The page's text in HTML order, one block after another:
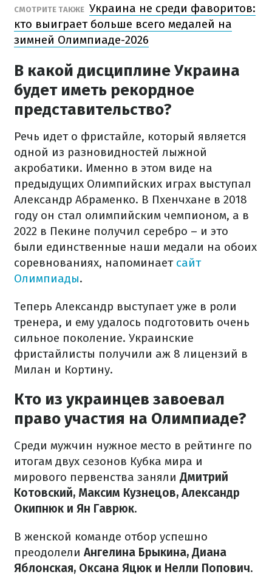
СМОТРИТЕ ТАКЖЕ Украина не среди фаворитов:
кто выиграет больше всего медалей на
зимней Олимпиаде-2026
В какой дисциплине Украина
будет иметь рекордное
представительство?
Речь идет о фристайле, который является
одной из разновидностей лыжной
акробатики. Именно в этом виде на
предыдущих Олимпийских играх выступал
Александр Абраменко. В Пхенчхане в 2018
году он стал олимпийским чемпионом, а в
2022 в Пекине получил серебро – и это
были единственные наши медали на обоих
соревнованиях, напоминает сайт
Олимпиады.
Теперь Александр выступает уже в роли
тренера, и ему удалось подготовить очень
сильное поколение. Украинские
фристайлисты получили аж 8 лицензий в
Милан и Кортину.
Кто из украинцев завоевал
право участия на Олимпиаде?
Среди мужчин нужное место в рейтинге по
итогам двух сезонов Кубка мира и
мирового первенства заняли Дмитрий
Котовский, Максим Кузнецов, Александр
Окипнюк и Ян Гаврюк.
В женской команде отбор успешно
преодолели Ангелина Брыкина, Диана
Яблонская, Оксана Яцюк и Нелли Попович.